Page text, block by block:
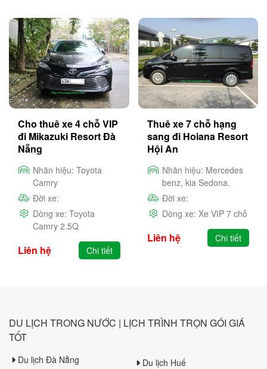
​Cho thuê xe 4 chỗ VIP
đi Mikazuki Resort Đà
Nẵng
Nhãn hiệu: Toyota
Camry
Đời xe:
Dòng xe: Toyota
Camry 2.5Q
Liên hệ Chi tiết
Thuê xe 7 chỗ hạng
sang đi Hoiana Resort
Hội An
Nhãn hiệu: Mercedes
benz, kia Sedona.
Đời xe:
Dòng xe: Xe VIP 7 chỗ
Liên hệ Chi tiết
DU LỊCH TRONG NƯỚC | LỊCH TRÌNH TRỌN GÓI GIÁ
TỐT
Du lịch Đà Nẵng
Du lịch Huế